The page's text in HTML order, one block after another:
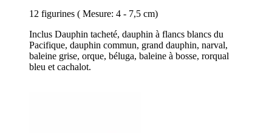
12 figurines ( Mesure: 4 - 7,5 cm)
Inclus Dauphin tacheté, dauphin à flancs blancs du
Pacifique, dauphin commun, grand dauphin, narval,
baleine grise, orque, béluga, baleine à bosse, rorqual
bleu et cachalot.